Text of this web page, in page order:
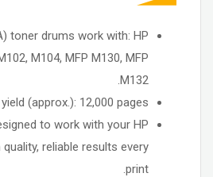
toner drums work with: HP
M104, MFP M130, MFP
M132.
(approx.): 12,000 pages
to work with your HP
reliable results every
print.